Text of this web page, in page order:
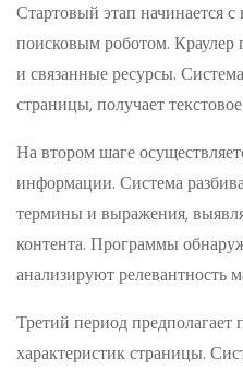
Стартовый этап начинается
поисковым роботом. Краулер
и связанные ресурсы.
страницы, получает
На втором шаге
информации. Система
термины и выражения,
контента. Программы
анализируют релевантность
Третий период предполагает
характеристик страницы.